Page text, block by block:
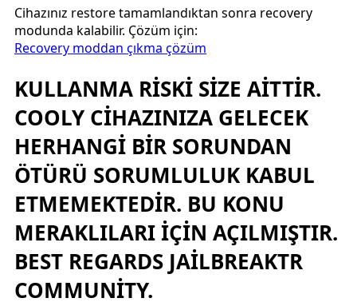
Cihazınız restore tamamlandıktan sonra recovery
modunda kalabilir. Çözüm için:
Recovery moddan çıkma çözüm
KULLANMA RİSKİ SİZE AİTTİR.
COOLY CİHAZINIZA GELECEK
HERHANGİ BİR SORUNDAN
ÖTÜRÜ SORUMLULUK KABUL
ETMEMEKTEDİR. BU KONU
MERAKLILARI İÇİN AÇILMIŞTIR.
BEST REGARDS JAİLBREAKTR
COMMUNİTY.